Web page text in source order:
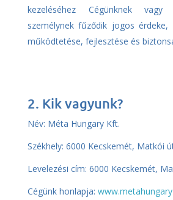
kezeléséhez Cégünknek
személynek fűződik jogos érdeke,
működtetése, fejlesztése és
2. Kik vagyunk?
Név: Méta Hungary Kft.
Székhely: 6000 Kecskemét, Matkói
Levelezési cím: 6000 Kecskemét,
Cégünk honlapja: